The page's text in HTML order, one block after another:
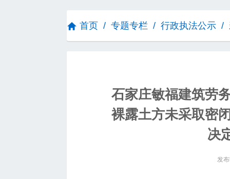
首页 / 专题专栏 / 行政执法公示 /
石家庄敏福建筑劳
裸露土方未采取密
决
发